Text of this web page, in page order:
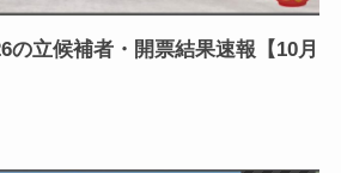
の立候補者・開票結果速報【10月